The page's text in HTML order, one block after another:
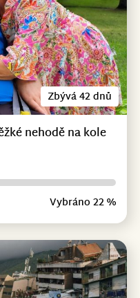
Zbývá 42 dnů
nehodě na kole
Vybráno 22 %